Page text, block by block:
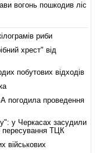
вогонь пошкодив ліс
риби
хрест" від
побутових відходів
погодила проведення
у Черкасах засудили
пересування ТЦК
військових